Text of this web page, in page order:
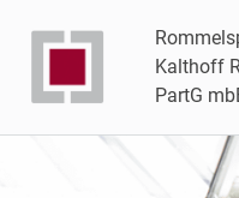
Kalthoff
PartG